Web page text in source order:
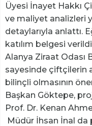
Üyesi İnayet Hakkı
ve maliyet analizleri
detaylarıyla anlattı.
katılım belgesi
Alanya Ziraat Odası
sayesinde çiftçilerin
bilinçli olmasının
Başkan Göktepe,
Prof. Dr. Kenan
Müdür İhsan İnal